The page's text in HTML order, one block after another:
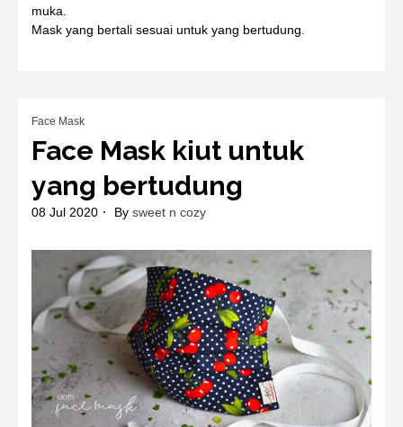
muka.
Mask yang bertali sesuai untuk yang bertudung.
Face Mask
Face Mask kiut untuk
yang bertudung
08 Jul 2020 By sweet n cozy